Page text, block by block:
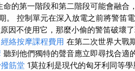
的第一階段和第二階段可能會融合
控制單元在深入放電之前將警笛電
因不使用它，那麼小偷的警笛破壞
經絡按摩課程費用 在第二次世界大戰
聽到他們獨特的聲音應立即尋找合適
筋堂 1莫拉利是現代的匈牙利同等